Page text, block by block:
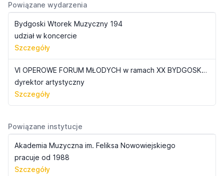
Powiązane wydarzenia
Bydgoski Wtorek Muzyczny 194
udział w koncercie
Szczegóły
VI OPEROWE FORUM MŁODYCH w ramach XX BYDGOSKIEGO FESTIWALU OPEROWEGO
dyrektor artystyczny
Szczegóły
Powiązane instytucje
Akademia Muzyczna im. Feliksa Nowowiejskiego
pracuje od 1988
Szczegóły